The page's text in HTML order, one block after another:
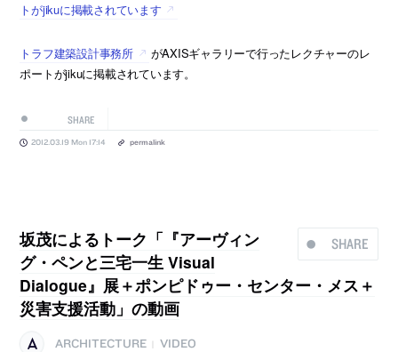
トがjikuに掲載されています
トラフ建築設計事務所
がAXISギャラリーで行ったレクチャーのレ
ポートがjikuに掲載されています。
SHARE
2012.03.19 Mon 17:14 permalink
SHARE
坂茂によるトーク「『アーヴィン
グ・ペンと三宅一生 Visual
Dialogue』展＋ポンピドゥー・センター・メス＋
災害支援活動」の動画
ARCHITECTURE VIDEO